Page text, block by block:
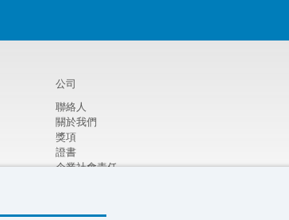
公司
聯絡人
關於我們
獎項
證書
企業社會責任
影片